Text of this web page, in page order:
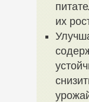
их